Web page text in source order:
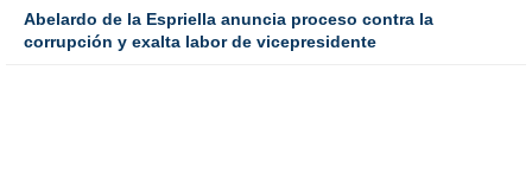
Abelardo de la Espriella anuncia proceso contra la
corrupción y exalta labor de vicepresidente